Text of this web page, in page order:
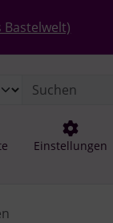
Bastelwelt)
Einstellungen